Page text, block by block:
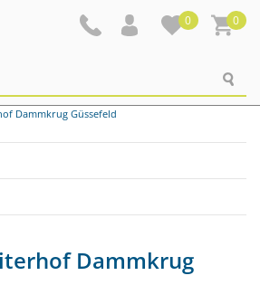
0 0
Dammkrug Güssefeld
Dammkrug